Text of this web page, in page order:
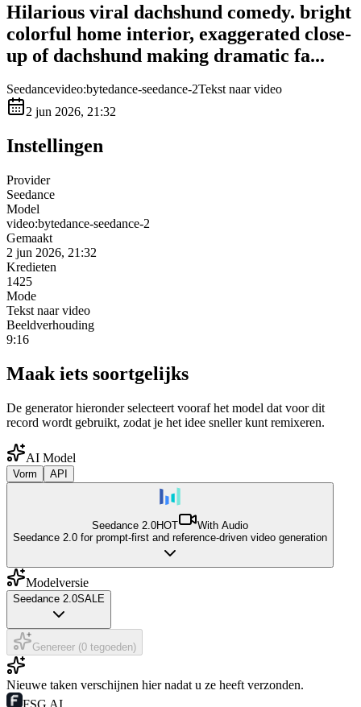
Hilarious viral dachshund comedy. bright
colorful home interior, exaggerated close-
up of dachshund making dramatic fa...
Seedancevideo:bytedance-seedance-2Tekst naar video
2 jun 2026, 21:32
Instellingen
Provider
Seedance
Model
video:bytedance-seedance-2
Gemaakt
2 jun 2026, 21:32
Kredieten
1425
Mode
Tekst naar video
Beeldverhouding
9:16
Maak iets soortgelijks
De generator hieronder selecteert vooraf het model dat voor dit
record wordt gebruikt, zodat je het idee sneller kunt remixeren.
AI Model
Vorm API
Seedance 2.0HOT
With Audio
Seedance 2.0 for prompt-first and reference-driven video generation
Modelversie
Seedance 2.0SALE
Genereer (0 tegoeden)
Nieuwe taken verschijnen hier nadat u ze heeft verzonden.
FSG AI